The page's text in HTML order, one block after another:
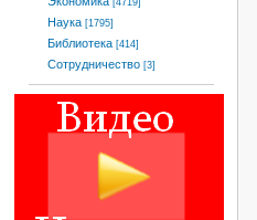
[4719]
Наука [1795]
Библиотека [414]
Сотрудничество [3]